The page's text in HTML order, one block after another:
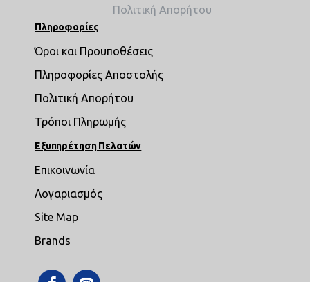
Πολιτική Απορήτου
Πληροφορίες
Όροι και Προυποθέσεις
Πληροφορίες Αποστολής
Πολιτική Απορήτου
Τρόποι Πληρωμής
Εξυπηρέτηση Πελατών
Επικοινωνία
Λογαριασμός
Site Map
Brands